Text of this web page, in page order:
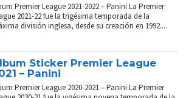
Premier League 2021-2022 – Panini La Premier
2021-22 fue la trigésima temporada de la
división inglesa, desde su creación en 1992....
Sticker Premier League
– Panini
Premier League 2020-2021 – Panini La Premier